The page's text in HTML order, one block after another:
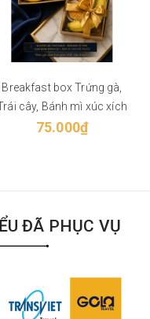
Breakfast box Trứng gà,
cây, Bánh mì xúc xích
75.000₫
ĐÃ PHỤC VỤ